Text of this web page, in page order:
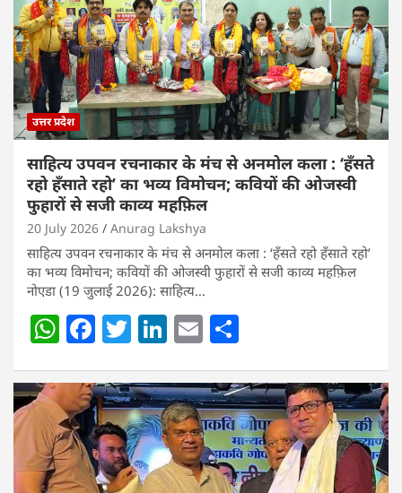
उत्तर प्रदेश
साहित्य उपवन रचनाकार के मंच से अनमोल कला : ‘हॅंसते
रहो हॅंसाते रहो’ का भव्य विमोचन; कवियों की ओजस्वी
फुहारों से सजी काव्य महफ़िल
20 July 2026 Anurag Lakshya
साहित्य उपवन रचनाकार के मंच से अनमोल कला : ‘हॅंसते रहो हॅंसाते रहो’
का भव्य विमोचन; कवियों की ओजस्वी फुहारों से सजी काव्य महफ़िल
नोएडा (19 जुलाई 2026): साहित्य…
W
at
s
A
p
F
c
e
b
o
T
itt
er
Li
k
e
dI
n
E
ai
l
ar
e